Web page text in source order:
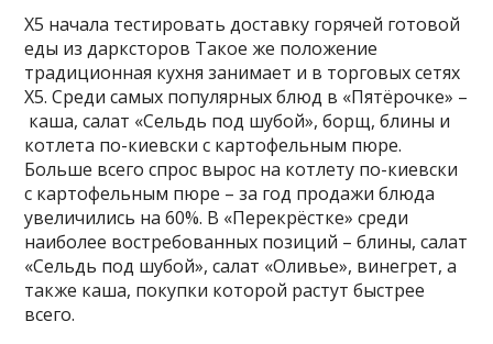
X5 начала тестировать доставку горячей готовой
еды из дарксторов Такое же положение
традиционная кухня занимает и в торговых сетях
X5. Среди самых популярных блюд в «Пятёрочке» –
каша, салат «Сельдь под шубой», борщ, блины и
котлета по-киевски с картофельным пюре.
Больше всего спрос вырос на котлету по-киевски
с картофельным пюре – за год продажи блюда
увеличились на 60%. В «Перекрёстке» среди
наиболее востребованных позиций – блины, салат
«Сельдь под шубой», салат «Оливье», винегрет, а
также каша, покупки которой растут быстрее
всего.